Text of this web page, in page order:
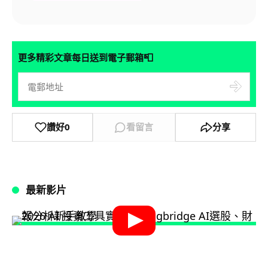
更多精彩文章每日送到電子郵箱📮
讚好0 看留言 分享
最新影片